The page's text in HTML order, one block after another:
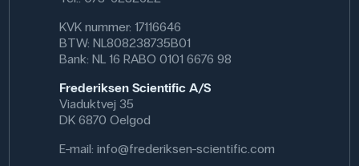
KVK nummer: 17116646
BTW: NL808238735B01
Bank: NL 16 RABO 0101 6676 98
Frederiksen Scientific A/S
Viaduktvej 35
DK 6870 Oelgod
E-mail:info@frederiksen-scientific.com